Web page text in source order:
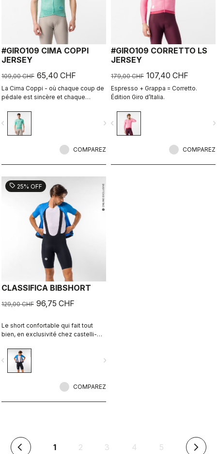
#GIRO109 CIMA COPPI
JERSEY
109,00 CHF 65,40 CHF
La Cima Coppi - où chaque coup de
pédale est sincère et chaque
navigate_next
COMPAREZ
#GIRO109 CORRETTO LS
JERSEY
179,00 CHF 107,40 CHF
Espresso + Grappa = Corretto.
Édition Giro d’Italia.
navigate_before
COMPAREZ
sell 25% OFF
CLASSIFICA BIBSHORT
129,00 CHF 96,75 CHF
Le short confortable qui fait tout
bien, en exclusivité chez castelli-
navigate_next
COMPAREZ
arrow_back_ios 1(en
2 3 4 5 arrow_forward_ios